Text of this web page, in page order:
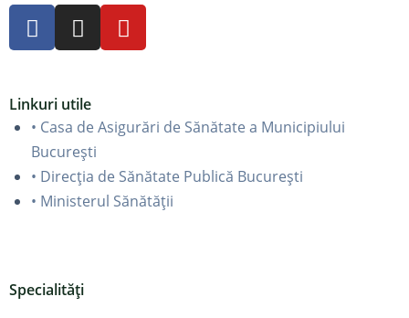
Linkuri utile
• Casa de Asigurări de Sănătate a Municipiului
București
• Direcția de Sănătate Publică București
• Ministerul Sănătății
Specialități